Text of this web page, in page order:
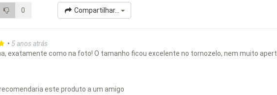
0 Compartilhar...
• 5 anos atrás
exatamente como na foto! O tamanho ficou excelente no tornozelo, nem muito
este produto a um amigo